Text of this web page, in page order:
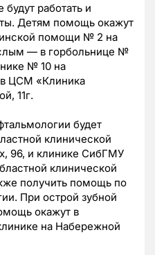
работать и
Детям помощь окажут
помощи № 2 на
— в горбольнице №
№ 10 на
ЦСМ «Клиника
11г.
будет
клинической
96, и клинике СибГМУ
клинической
получить помощь по
При острой зубной
окажут в
на Набережной